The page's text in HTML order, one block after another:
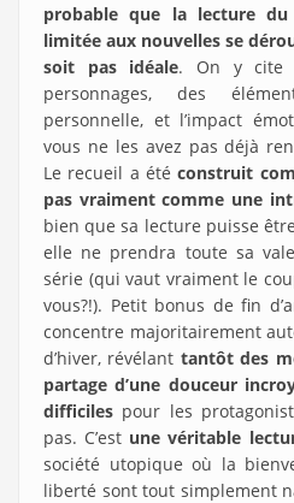
probable que la lecture du
limitée aux nouvelles se
soit pas idéale. On y cite
personnages, des
personnelle, et l’impact
vous ne les avez pas déjà
Le recueil a étéconstruit
pas vraiment comme une
bien que sa lecture puisse
elle ne prendra toute sa
série (qui vaut vraiment le
vous?!). Petit bonus de fin
concentre majoritairement
d’hiver, révélant tantôt des
partage d’une douceur
difficiles pour les
pas. C’est une véritable
société utopique où la
liberté sont tout simplement